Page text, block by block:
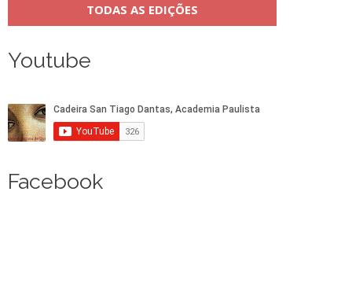
TODAS AS EDIÇÕES
Youtube
Facebook